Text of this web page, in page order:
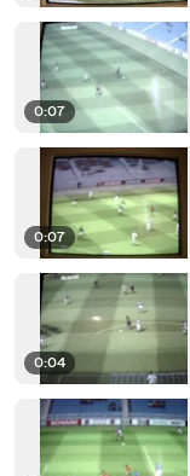
0:07
0:07
0:04